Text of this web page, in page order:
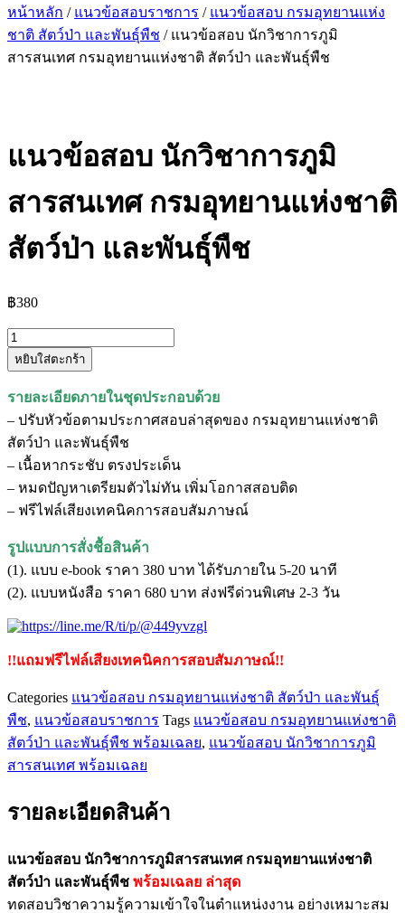
หน้าหลัก / แนวข้อสอบราชการ / แนวข้อสอบ กรมอุทยานแห่ง
ชาติ สัตว์ป่า และพันธุ์พืช / แนวข้อสอบ นักวิชาการภูมิ
สารสนเทศ กรมอุทยานแห่งชาติ สัตว์ป่า และพันธุ์พืช
แนวข้อสอบ นักวิชาการภูมิ
สารสนเทศ กรมอุทยานแห่งชาติ
สัตว์ป่า และพันธุ์พืช
฿380
จำนวน
แนว
นัก
วิชาการ
ภูมิ
สารสนเทศ
กรม
อุทยาน
แห่ง
ชาติ
สัตว์
และ
พันธุ์
ชิ้น
หยิบใส่ตะกร้า
รายละเอียดภายในชุดประกอบด้วย
– ปรับหัวข้อตามประกาศสอบล่าสุดของ กรมอุทยานแห่งชาติ
สัตว์ป่า และพันธุ์พืช
– เนื้อหากระชับ ตรงประเด็น
– หมดปัญหาเตรียมตัวไม่ทัน เพิ่มโอกาสสอบติด
– ฟรีไฟล์เสียงเทคนิคการสอบสัมภาษณ์
รูปแบบการสั่งชื้อสินค้า
(1). แบบ e-book ราคา 380 บาท ได้รับภายใน 5-20 นาที
(2). แบบหนังสือ ราคา 680 บาท ส่งฟรีด่วนพิเศษ 2-3 วัน
!!แถมฟรีไฟล์เสียงเทคนิคการสอบสัมภาษณ์!!
Categories แนวข้อสอบ กรมอุทยานแห่งชาติ สัตว์ป่า และพันธุ์
พืช, แนวข้อสอบราชการ Tags แนวข้อสอบ กรมอุทยานแห่งชาติ
สัตว์ป่า และพันธุ์พืช พร้อมเฉลย, แนวข้อสอบ นักวิชาการภูมิ
สารสนเทศ พร้อมเฉลย
รายละเอียดสินค้า
แนวข้อสอบ นักวิชาการภูมิสารสนเทศ กรมอุทยานแห่งชาติ
สัตว์ป่า และพันธุ์พืช พร้อมเฉลย ล่าสุด
ทดสอบวิชาความรู้ความเข้าใจในตำแหน่งงาน อย่างเหมาะสม